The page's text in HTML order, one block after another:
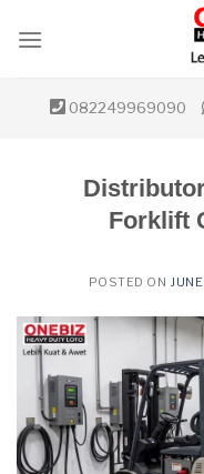
082249969090
Forklift
POSTED ON